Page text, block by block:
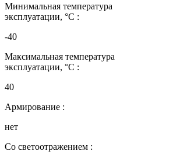
Минимальная температура
эксплуатации, °C :
-40
Максимальная температура
эксплуатации, °C :
40
Армирование :
нет
Со светоотражением :